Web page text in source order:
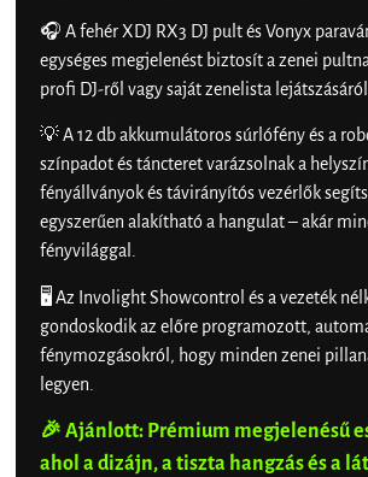
🎧 A fehér XDJ RX3 DJ pult és Vonyx
egységes megjelenést biztosít a zenei
profi DJ-ről vagy saját zenelista lejátszásáról.
💡 A 12 db akkumulátoros súrlófény és a
színpadot és táncteret varázsolnak a
fényállványok és távirányítós vezérlők
egyszerűen alakítható a hangulat – akár
fényvilággal.
🖥️ Az Involight Showcontrol és a vezeték
gondoskodik az előre programozott,
fénymozgásokról, hogy minden zenei
legyen.
🎉 Ajánlott: Prémium megjelenésű
ahol a dizájn, a tiszta hangzás és a